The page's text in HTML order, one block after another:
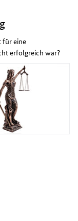
für eine
erfolgreich war?